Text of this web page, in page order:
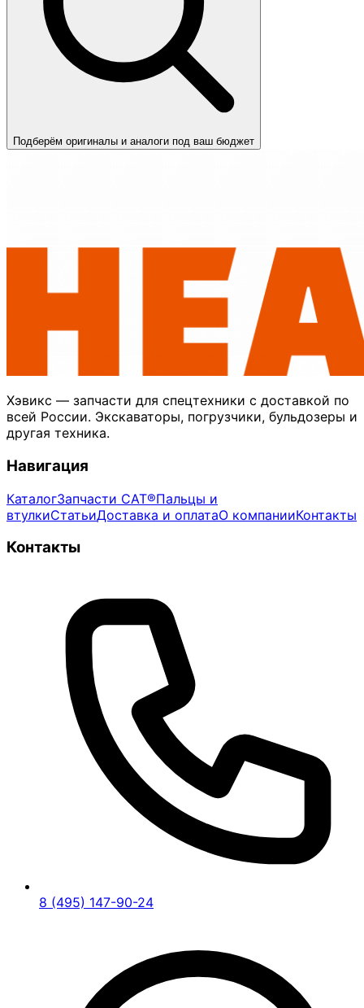
Подберём оригиналы и аналоги под ваш бюджет
Хэвикс — запчасти для спецтехники с доставкой по
всей России. Экскаваторы, погрузчики, бульдозеры и
другая техника.
Навигация
КаталогЗапчасти CAT®Пальцы и
втулкиСтатьиДоставка и оплатаО компанииКонтакты
Контакты
8 (495) 147-90-24